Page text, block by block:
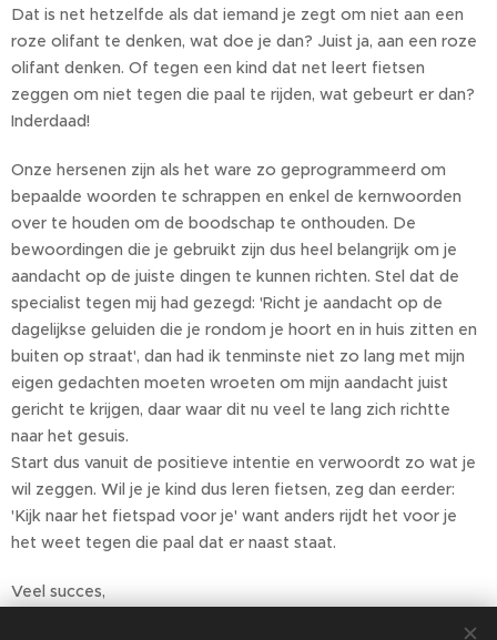
Dat is net hetzelfde als dat iemand je zegt om niet aan een
roze olifant te denken, wat doe je dan? Juist ja, aan een roze
olifant denken. Of tegen een kind dat net leert fietsen
zeggen om niet tegen die paal te rijden, wat gebeurt er dan?
Inderdaad!
Onze hersenen zijn als het ware zo geprogrammeerd om
bepaalde woorden te schrappen en enkel de kernwoorden
over te houden om de boodschap te onthouden. De
bewoordingen die je gebruikt zijn dus heel belangrijk om je
aandacht op de juiste dingen te kunnen richten. Stel dat de
specialist tegen mij had gezegd: 'Richt je aandacht op de
dagelijkse geluiden die je rondom je hoort en in huis zitten en
buiten op straat', dan had ik tenminste niet zo lang met mijn
eigen gedachten moeten wroeten om mijn aandacht juist
gericht te krijgen, daar waar dit nu veel te lang zich richtte
naar het gesuis.
Start dus vanuit de positieve intentie en verwoordt zo wat je
wil zeggen. Wil je je kind dus leren fietsen, zeg dan eerder:
'Kijk naar het fietspad voor je' want anders rijdt het voor je
het weet tegen die paal dat er naast staat.
Veel succes,